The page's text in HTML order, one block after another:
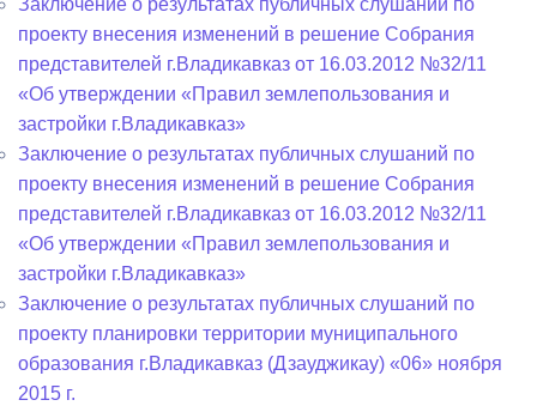
Заключение о результатах публичных слушаний по
проекту внесения изменений в решение Собрания
представителей г.Владикавказ от 16.03.2012 №32/11
«Об утверждении «Правил землепользования и
застройки г.Владикавказ»
Заключение о результатах публичных слушаний по
проекту внесения изменений в решение Собрания
представителей г.Владикавказ от 16.03.2012 №32/11
«Об утверждении «Правил землепользования и
застройки г.Владикавказ»
Заключение о результатах публичных слушаний по
проекту планировки территории муниципального
образования г.Владикавказ (Дзауджикау) «06» ноября
2015 г.